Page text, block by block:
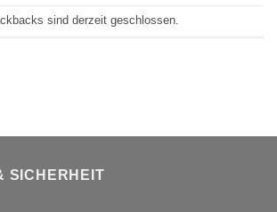
sind derzeit geschlossen.
SICHERHEIT